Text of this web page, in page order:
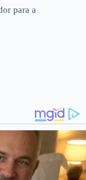
para a